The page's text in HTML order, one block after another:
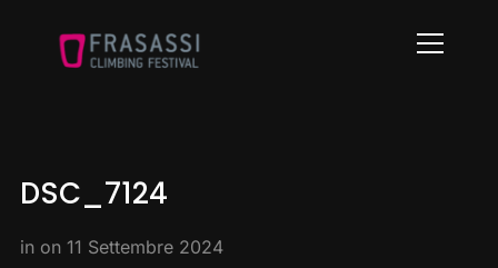
Info
DSC_7124
in on 11 Settembre 2024